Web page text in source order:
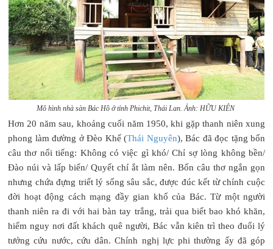
Mô hình nhà sàn Bác Hồ ở tỉnh Phichit, Thái Lan.Ảnh: HỮU KIÊN
Hơn 20 năm sau, khoảng cuối năm 1950, khi gặp thanh niên xung
phong làm đường ở Đèo Khế (Thái Nguyên), Bác đã đọc tặng bốn
câu thơ nổi tiếng: Không có việc gì khó/ Chỉ sợ lòng không bền/
Đào núi và lấp biển/ Quyết chí ắt làm nên. Bốn câu thơ ngắn gọn
nhưng chứa đựng triết lý sống sâu sắc, được đúc kết từ chính cuộc
đời hoạt động cách mạng đầy gian khổ của Bác. Từ một người
thanh niên ra đi với hai bàn tay trắng, trải qua biết bao khó khăn,
hiểm nguy nơi đất khách quê người, Bác vẫn kiên trì theo đuổi lý
tưởng cứu nước, cứu dân. Chính nghị lực phi thường ấy đã góp